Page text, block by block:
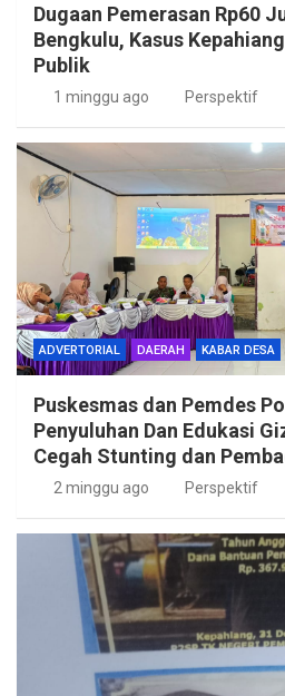
Dugaan Pemerasan Rp60
Bengkulu, Kasus
Publik
1 minggu ago Perspektif
ADVERTORIAL DAERAH KABAR DESA
Puskesmas dan Pemdes
Penyuluhan Dan Edukasi
Cegah Stunting dan
2 minggu ago Perspektif